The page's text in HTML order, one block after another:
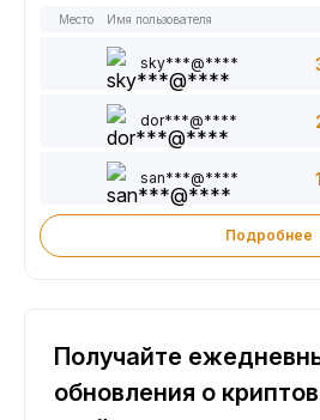
Место Имя пользователя
sky***@****
dor***@****
san***@****
Подробнее
Получайте
обновления о